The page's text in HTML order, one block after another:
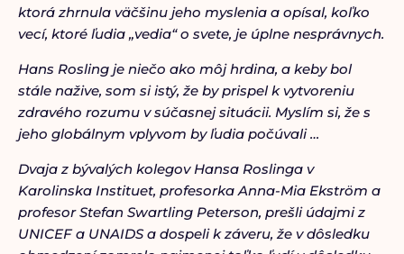
ktorá zhrnula väčšinu jeho myslenia a opísal, koľko
vecí, ktoré ľudia „vedia“ o svete, je úplne nesprávnych.
Hans Rosling je niečo ako môj hrdina, a keby bol
stále nažive, som si istý, že by prispel k vytvoreniu
zdravého rozumu v súčasnej situácii. Myslím si, že s
jeho globálnym vplyvom by ľudia počúvali …
Dvaja z bývalých kolegov Hansa Roslinga v
Karolinska Instituet, profesorka Anna-Mia Ekström a
profesor Stefan Swartling Peterson, prešli údajmi z
UNICEF a UNAIDS a dospeli k záveru, že v dôsledku